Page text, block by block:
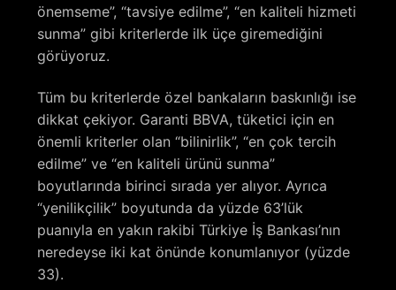
önemseme”, “tavsiye edilme”, “en kaliteli hizmeti
sunma” gibi kriterlerde ilk üçe giremediğini
görüyoruz.
Tüm bu kriterlerde özel bankaların baskınlığı ise
dikkat çekiyor. Garanti BBVA, tüketici için en
önemli kriterler olan “bilinirlik”, “en çok tercih
edilme” ve “en kaliteli ürünü sunma”
boyutlarında birinci sırada yer alıyor. Ayrıca
“yenilikçilik” boyutunda da yüzde 63’lük
puanıyla en yakın rakibi Türkiye İş Bankası’nın
neredeyse iki kat önünde konumlanıyor (yüzde
33).